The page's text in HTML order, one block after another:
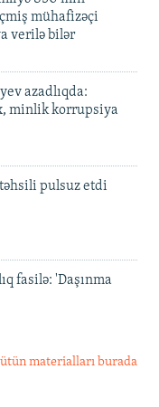
mühafizəçi
verilə bilər
azadlıqda:
minlik korrupsiya
pulsuz etdi
fasilə: 'Daşınma
materialları burada